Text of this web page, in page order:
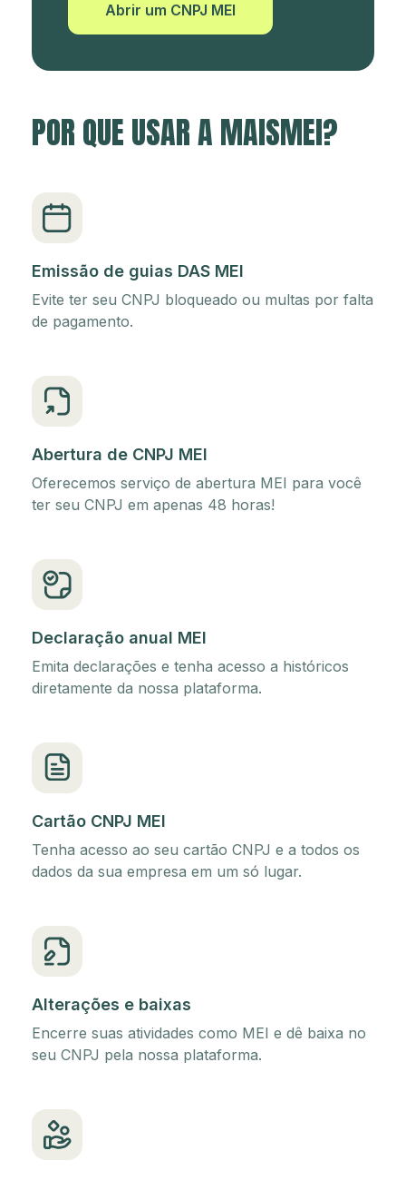
Abrir um CNPJ MEI
POR QUE USAR A MAISMEI?
Emissão de guias DAS MEI
Evite ter seu CNPJ bloqueado ou multas por falta
de pagamento.
Abertura de CNPJ MEI
Oferecemos serviço de abertura MEI para você
ter seu CNPJ em apenas 48 horas!
Declaração anual MEI
Emita declarações e tenha acesso a históricos
diretamente da nossa plataforma.
Cartão CNPJ MEI
Tenha acesso ao seu cartão CNPJ e a todos os
dados da sua empresa em um só lugar.
Alterações e baixas
Encerre suas atividades como MEI e dê baixa no
seu CNPJ pela nossa plataforma.